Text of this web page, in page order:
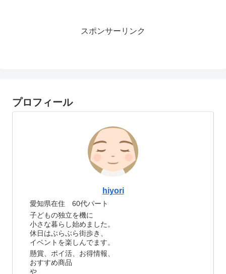
スポンサーリンク
プロフィール
hiyori
愛知県在住 60代パート
子どもの独立を機に
小さな暮らし始めました。
休日はぶらぶら街歩き、
イベントを楽しんでます。
懸賞、ポイ活、お得情報、
おすすめ商品
や